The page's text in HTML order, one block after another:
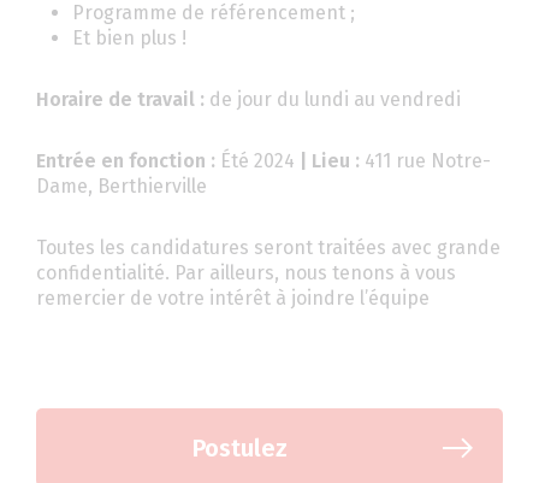
Programme de référencement ;
Et bien plus !
Horaire de travail : de jour du lundi au vendredi
Entrée en fonction : Été 2024 | Lieu : 411 rue Notre-
Dame, Berthierville
Toutes les candidatures seront traitées avec grande
confidentialité. Par ailleurs, nous tenons à vous
remercier de votre intérêt à joindre l’équipe
Postulez